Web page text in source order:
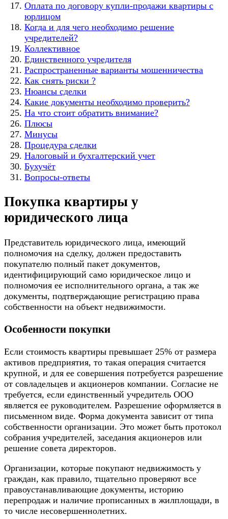
Оплата по договору купли-продажи квартиры с
юрлицом
Когда и для чего необходимо решение
учредителей?
Коллективное
Единственного учредителя
Распространенные варианты мошенничества
Как снять риски ?
Нюансы сделки
Какие документы необходимо проверить?
На что стоит обратить внимание?
Плюсы
Минусы
Процедура сделки
Налоговый и бухгалтерский учет
Бухучёт
Вопросы-ответы
Покупка квартиры у
юридического лица
Представитель юридического лица, имеющий
полномочия на сделку, должен предоставить
покупателю полный пакет документов,
идентифицирующий само юридическое лицо и
полномочия ее исполнительного органа, а так же
документы, подтверждающие регистрацию права
собственности на объект недвижимости.
Особенности покупки
Если стоимость квартиры превышает 25% от размера
активов предприятия, то такая операция считается
крупной, и для ее совершения потребуется разрешение
от совладельцев и акционеров компании. Согласие не
требуется, если единственный учредитель ООО
является ее руководителем. Разрешение оформляется в
письменном виде. Форма документа зависит от типа
собственности организации. Это может быть протокол
собрания учредителей, заседания акционеров или
решение совета директоров.
Организации, которые покупают недвижимость у
граждан, как правило, тщательно проверяют все
правоустанавливающие документы, историю
перепродаж и наличие прописанных в жилплощади, в
то числе несовершеннолетних.